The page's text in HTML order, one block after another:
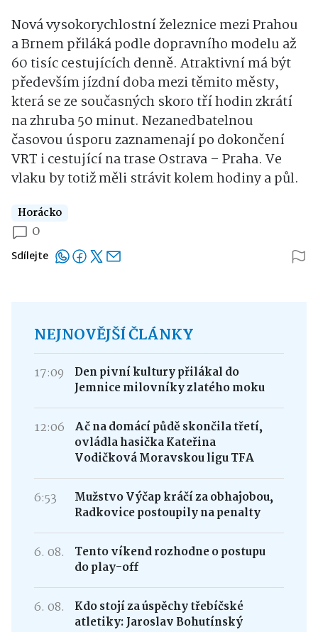
Nová vysokorychlostní železnice mezi Prahou
a Brnem přiláká podle dopravního modelu až
60 tisíc cestujících denně. Atraktivní má být
především jízdní doba mezi těmito městy,
která se ze současných skoro tří hodin zkrátí
na zhruba 50 minut. Nezanedbatelnou
časovou úsporu zaznamenají po dokončení
VRT i cestující na trase Ostrava – Praha. Ve
vlaku by totiž měli strávit kolem hodiny a půl.
Horácko
0
Sdílejte
NEJNOVĚJŠÍ ČLÁNKY
17:09
Den pivní kultury přilákal do
Jemnice milovníky zlatého moku
12:06
Ač na domácí půdě skončila třetí,
ovládla hasička Kateřina
Vodičková Moravskou ligu TFA
6:53
Mužstvo Výčap kráčí za obhajobou,
Radkovice postoupily na penalty
6. 08.
Tento víkend rozhodne o postupu
do play-off
6. 08.
Kdo stojí za úspěchy třebíčské
atletiky: Jaroslav Bohutínský